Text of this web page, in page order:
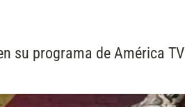
su programa de América TV